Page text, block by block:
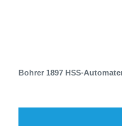
Bohrer 1897 HSS-